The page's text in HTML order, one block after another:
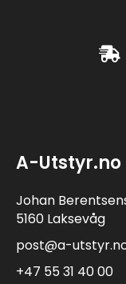
A-Utstyr.no
Johan
5160 Laksevåg
post@a-
+47 55 31 40 00